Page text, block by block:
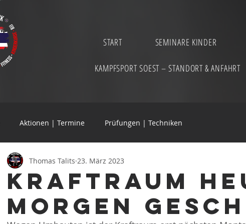
START SEMINARE KINDER
KAMPFSPORT SOEST – STANDORT & ANFAHRT
Aktionen | Termine Prüfungen | Techniken
Kraftraum
morgen
Thomas Talits 23. März 2023